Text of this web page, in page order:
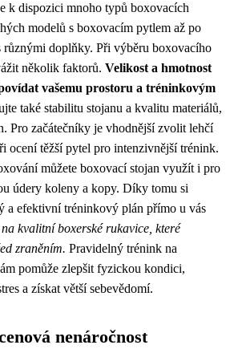
k dispozici mnoho typů boxovacích
modelů s boxovacím pytlem až po
různými doplňky. Při výběru boxovacího
několik faktorů. Velikost a hmotnost
vašemu prostoru a tréninkovým
také stabilitu stojanu a kvalitu materiálů,
Pro začátečníky je vhodnější zvolit lehčí
ocení těžší pytel pro intenzivnější trénink.
můžete boxovací stojan využít i pro
údery koleny a kopy. Díky tomu si
a efektivní tréninkový plán přímo u vás
na kvalitní boxerské rukavice, které
zraněním. Pravidelný trénink na
pomůže zlepšit fyzickou kondici,
a získat větší sebevědomí.
nenáročnost